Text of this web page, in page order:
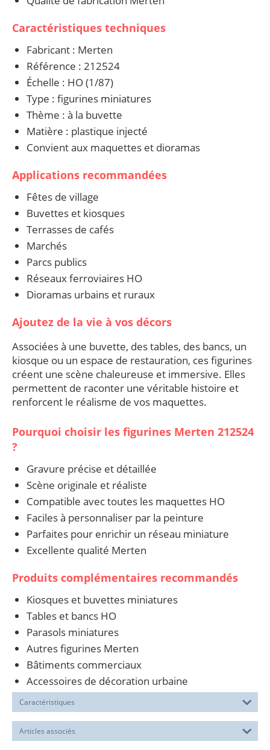
Caractéristiques techniques
Fabricant : Merten
Référence : 212524
Échelle : HO (1/87)
Type : figurines miniatures
Thème : à la buvette
Matière : plastique injecté
Convient aux maquettes et dioramas
Applications recommandées
Fêtes de village
Buvettes et kiosques
Terrasses de cafés
Marchés
Parcs publics
Réseaux ferroviaires HO
Dioramas urbains et ruraux
Ajoutez de la vie à vos décors
Associées à une buvette, des tables, des bancs, un
kiosque ou un espace de restauration, ces figurines
créent une scène chaleureuse et immersive. Elles
permettent de raconter une véritable histoire et
renforcent le réalisme de vos maquettes.
Pourquoi choisir les figurines Merten 212524
?
Gravure précise et détaillée
Scène originale et réaliste
Compatible avec toutes les maquettes HO
Faciles à personnaliser par la peinture
Parfaites pour enrichir un réseau miniature
Excellente qualité Merten
Produits complémentaires recommandés
Kiosques et buvettes miniatures
Tables et bancs HO
Parasols miniatures
Autres figurines Merten
Bâtiments commerciaux
Accessoires de décoration urbaine
Caractéristiques
Articles associés